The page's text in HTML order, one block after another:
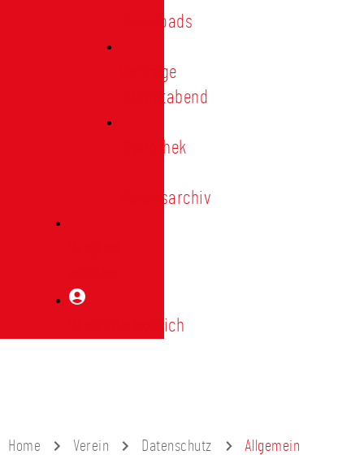
Downloads
Vorträge
Heimatabend
Bibliothek
Vereinsarchiv
Mitgliederbereich
Home Verein Datenschutz Allgemein